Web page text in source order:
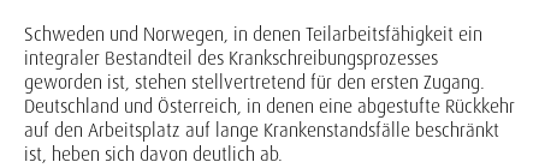
Schweden und Norwegen, in denen Teilarbeitsfähigkeit ein
integraler Bestandteil des Krankschreibungsprozesses
geworden ist, stehen stellvertretend für den ersten Zugang.
Deutschland und Österreich, in denen eine abgestufte Rückkehr
auf den Arbeitsplatz auf lange Krankenstandsfälle beschränkt
ist, heben sich davon deutlich ab.